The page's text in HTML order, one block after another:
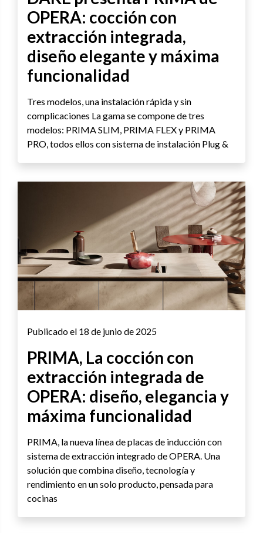
OPERA: cocción con
extracción integrada,
diseño elegante y máxima
funcionalidad
Tres modelos, una instalación rápida y sin
complicaciones La gama se compone de tres
modelos: PRIMA SLIM, PRIMA FLEX y PRIMA
PRO, todos ellos con sistema de instalación Plug &
Publicado el 18 de junio de 2025
PRIMA, La cocción con
extracción integrada de
OPERA: diseño, elegancia y
máxima funcionalidad
PRIMA, la nueva línea de placas de inducción con
sistema de extracción integrado de OPERA. Una
solución que combina diseño, tecnología y
rendimiento en un solo producto, pensada para
cocinas